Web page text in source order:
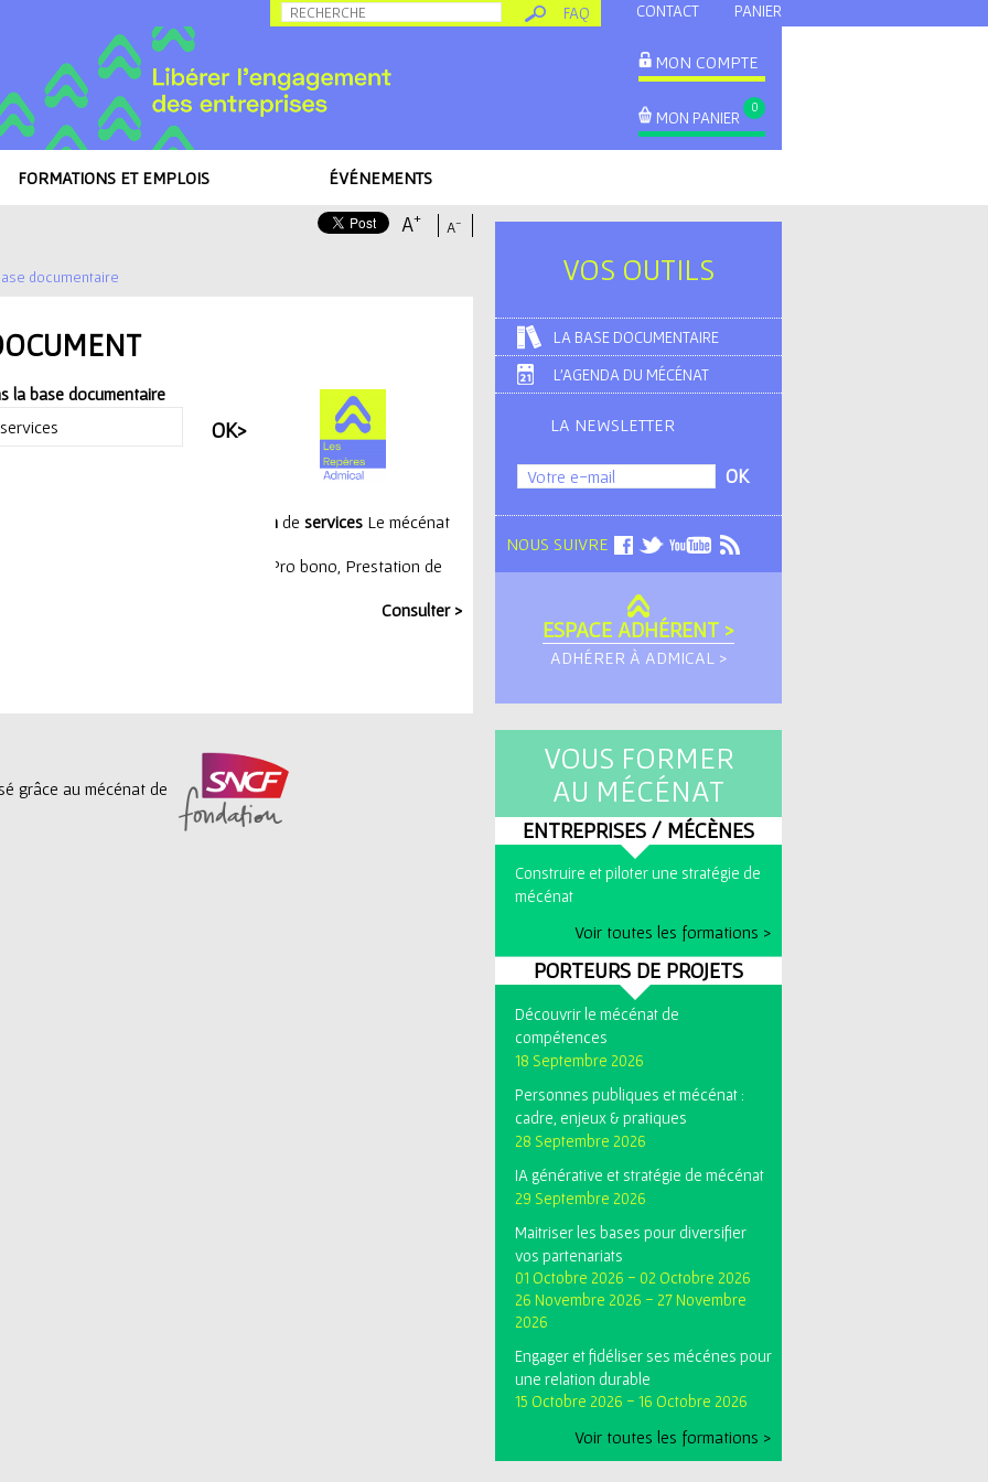
Allez au contenu CONTACT PANIER
FAQ
MON COMPTE
MON PANIER
0
FORMATIONS ET EMPLOIS ÉVÉNEMENTS
A-
A+
documentaire
la base documentaire
Prestation de services Le mécénat
Pro bono Prestation de
Consulter >
grâce au mécénat de
VOS OUTILS
LA BASE DOCUMENTAIRE
L'AGENDA DU MÉCÉNAT
LA NEWSLETTER
NOUS SUIVRE
ESPACE ADHÉRENT >
ADHÉRER À ADMICAL >
VOUS FORMER
AU MÉCÉNAT
ENTREPRISES / MÉCÈNES
Construire et piloter une stratégie de
mécénat
Voir toutes les formations >
PORTEURS DE PROJETS
Découvrir le mécénat de
compétences
18 Septembre 2026
Personnes publiques et mécénat :
cadre, enjeux & pratiques
28 Septembre 2026
IA générative et stratégie de mécénat
29 Septembre 2026
Maitriser les bases pour diversifier
vos partenariats
01 Octobre 2026 - 02 Octobre 2026
26 Novembre 2026 - 27 Novembre
2026
Engager et fidéliser ses mécénes pour
une relation durable
15 Octobre 2026 - 16 Octobre 2026
Voir toutes les formations >